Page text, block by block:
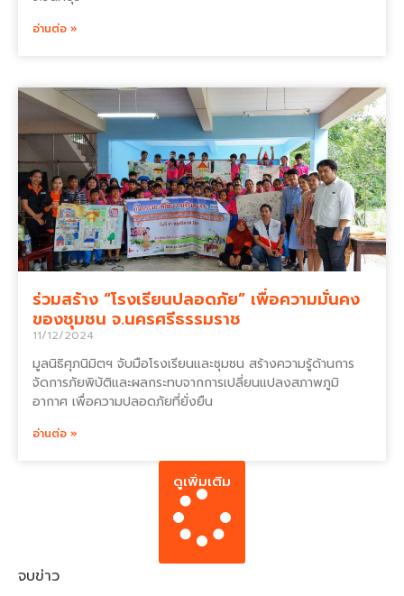
อ่านต่อ »
ร่วมสร้าง “โรงเรียนปลอดภัย” เพื่อความมั่นคง
ของชุมชน จ.นครศรีธรรมราช
11/12/2024
มูลนิธิศุภนิมิตฯ จับมือโรงเรียนและชุมชน สร้างความรู้ด้านการ
จัดการภัยพิบัติและผลกระทบจากการเปลี่ยนแปลงสภาพภูมิ
อากาศ เพื่อความปลอดภัยที่ยั่งยืน
อ่านต่อ »
ดูเพิ่มเติม
จบข่าว